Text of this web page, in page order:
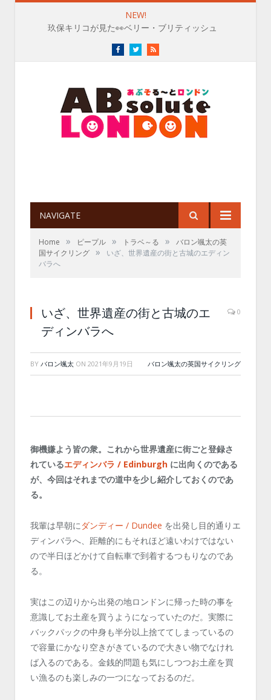
NEW!
玖保キリコが見た👀ベリー・ブリティッシュ
FacebookTwitterRSS
NAVIGATE
Home » ピープル » トラベ～る »
バロン颯太の英
国サイクリング »
いざ、世界遺産の街と古城のエディン
バラへ
いざ、世界遺産の街と古城のエ
ディンバラへ
0
BY バロン颯太 ON 2021年9月19日 バロン颯太の英国サイクリング
御機嫌よう皆の衆。これから世界遺産に街ごと登録さ
れているエディンバラ / Edinburgh に出向くのである
が、今回はそれまでの道中を少し紹介しておくのであ
る。
我輩は早朝にダンディー / Dundee を出発し目的通りエ
ディンバラへ、距離的にもそれほど遠いわけではない
ので半日ほどかけて自転車で到着するつもりなのであ
る。
実はこの辺りから出発の地ロンドンに帰った時の事を
意識してお土産を買うようになっていたのだ。実際に
バックパックの中身も半分以上捨ててしまっているの
で容量にかなり空きがきているので大きい物でなけれ
ば入るのである。金銭的問題も気にしつつお土産を買
い漁るのも楽しみの一つになっておるのだ。